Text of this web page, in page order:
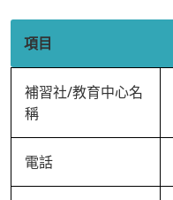
項目
補習社/教育中心名
稱
電話